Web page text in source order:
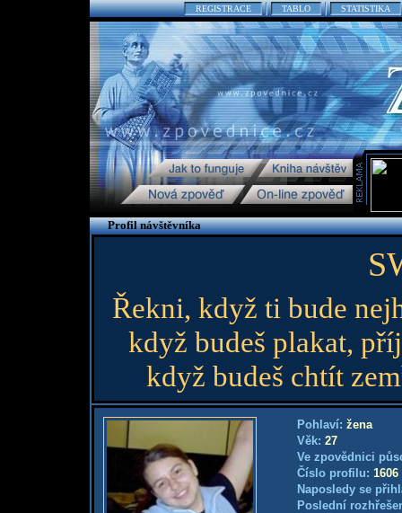
REGISTRACE TABLO STATISTIKA
Profil návštěvníka
Řekni, když ti bude
když budeš plakat,
když budeš chtít
Pohlaví: žena
Věk: 27
Ve zpovědnici
Číslo profilu: 1606
Naposledy se
Poslední